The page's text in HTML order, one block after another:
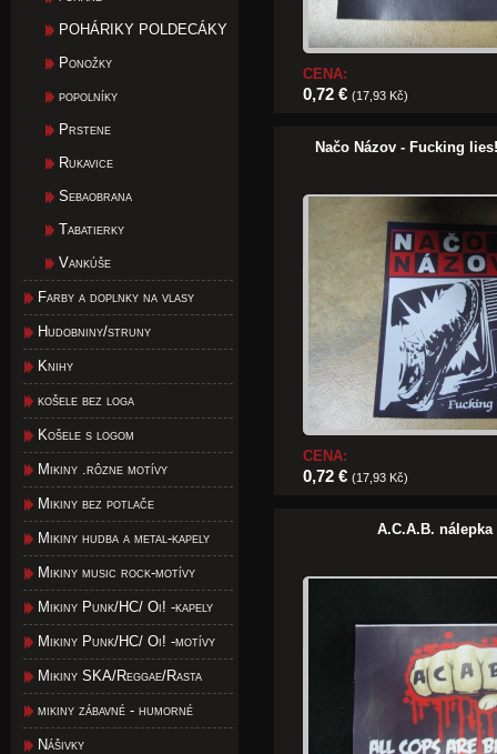
POHÁRIKY POLDECÁKY
Ponožky
popolníky
Prstene
Rukavice
Sebaobrana
Tabatierky
Vankúše
Farby a doplnky na vlasy
Hudobniny/struny
Knihy
košele bez loga
Košele s logom
Mikiny .rôzne motívy
Mikiny bez potlače
Mikiny hudba a metal-kapely
Mikiny music rock-motívy
Mikiny Punk/HC/ Oi! -kapely
Mikiny Punk/HC/ Oi! -motívy
Mikiny SKA/Reggae/Rasta
mikiny zábavné - humorné
Nášivky
CENA:
0,72 € (17,93 Kč)
Načo Názov - Fucking
CENA:
0,72 € (17,93 Kč)
A.C.A.B. nálepka